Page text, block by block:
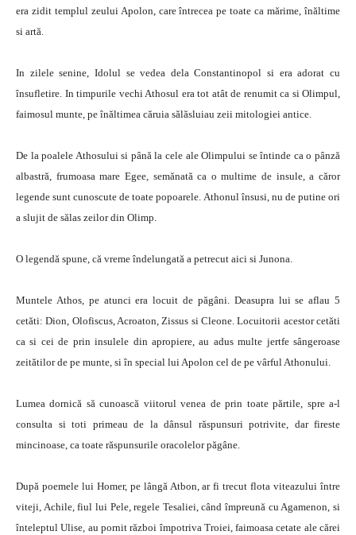
era zidit templul zeului Apolon, care întrecea pe toate ca mărime, înăltime
si artă.
In zilele senine, Idolul se vedea dela Constantinopol si era adorat cu
însufletire. In timpurile vechi Athosul era tot atât de renumit ca si Olimpul,
faimosul munte, pe înăltimea căruia sălăsluiau zeii mitologiei antice.
De la poalele Athosului si până la cele ale Olimpului se întinde ca o pânză
albastră, frumoasa mare Egee, semănată ca o multime de insule, a căror
legende sunt cunoscute de toate popoarele. Athonul însusi, nu de putine ori
a slujit de sălas zeilor din Olimp.
O legendă spune, că vreme îndelungată a petrecut aici si Junona.
Muntele Athos, pe atunci era locuit de păgâni. Deasupra lui se aflau 5
cetăti: Dion, Olofiscus, Acroaton, Zissus si Cleone. Locuitorii acestor cetăti
ca si cei de prin insulele din apropiere, au adus multe jertfe sângeroase
zeitătilor de pe munte, si în special lui Apolon cel de pe vârful Athonului.
Lumea dornică să cunoască viitorul venea de prin toate părtile, spre a-l
consulta si toti primeau de la dânsul răspunsuri potrivite, dar fireste
mincinoase, ca toate răspunsurile oracolelor păgâne.
După poemele lui Homer, pe lângă Atbon, ar fi trecut flota viteazului între
viteji, Achile, fiul lui Pele, regele Tesaliei, când împreună cu Agamenon, si
înteleptul Ulise, au pornit război împotriva Troiei, faimoasa cetate ale cărei